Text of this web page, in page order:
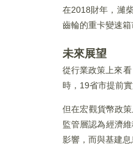
在2018財年，濰
齒輪的重卡變速箱
未來展望
從行業政策上來
時，19省市提前
但在宏觀貨幣政
監管層認為經濟
影響，而與基建